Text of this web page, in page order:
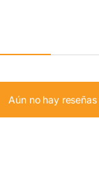
Aún no hay reseñas